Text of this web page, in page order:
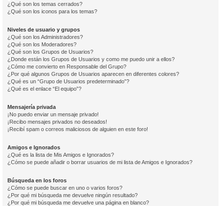
¿Qué son los temas cerrados?
¿Qué son los iconos para los temas?
Niveles de usuario y grupos
¿Qué son los Administradores?
¿Qué son los Moderadores?
¿Qué son los Grupos de Usuarios?
¿Donde están los Grupos de Usuarios y como me puedo unir a ellos?
¿Cómo me convierto en Responsable del Grupo?
¿Por qué algunos Grupos de Usuarios aparecen en diferentes colores?
¿Qué es un “Grupo de Usuarios predeterminado”?
¿Qué es el enlace “El equipo”?
Mensajería privada
¡No puedo enviar un mensaje privado!
¡Recibo mensajes privados no deseados!
¡Recibí spam o correos maliciosos de alguien en este foro!
Amigos e Ignorados
¿Qué es la lista de Mis Amigos e Ignorados?
¿Cómo se puede añadir o borrar usuarios de mi lista de Amigos e Ignorados?
Búsqueda en los foros
¿Cómo se puede buscar en uno o varios foros?
¿Por qué mi búsqueda me devuelve ningún resultado?
¿Por qué mi búsqueda me devuelve una página en blanco?